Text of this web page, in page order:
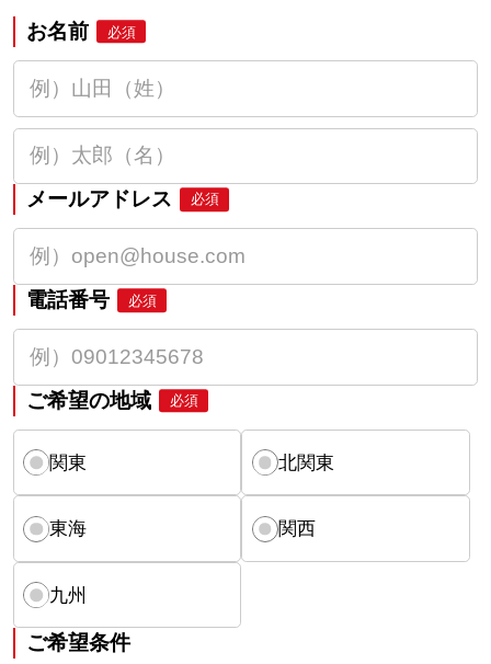
お名前 必須
メールアドレス 必須
電話番号 必須
ご希望の地域 必須
関東 北関東
東海 関西
九州
ご希望条件